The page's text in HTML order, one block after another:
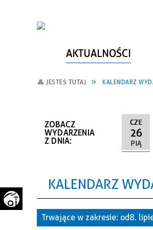
AKTUALNOŚCI
WŁADZE MIASTA
URZĄD STANU
STRATEGIE, PLANY,
FUNDUSZE
INFORMACJE O MIEŚCIE
PARTNERZY, NGO
JEDNOSTKI MIEJSKIE
INWESTYCJE MIEJSKIE
POWIATOWY LIDER
PRZEDSIĘBIORCZOŚCI
SPORT
SZLAKI TURYSTYCZNE
ZAŁATW SPRAWĘ
BEZPIECZEŃSTWO
ZWIERZĘTA W GMINIE
INFORMATOR
KOMUNIKACJA I
JESTEŚ TUTAJ KALENDARZ
ZOBACZ
WYDARZENIA
Z DNIA:
CZE
26
PIĄ
KALENDARZ
Trwające w zakresie: od 8.